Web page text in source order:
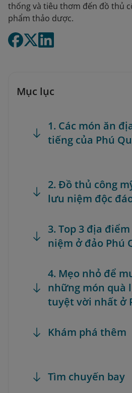
thống và tiêu thơm đến đồ thủ
phẩm thảo dược.
Mục lục
1. Các món ăn
tiếng của Phú
2. Đồ thủ công
lưu niệm độc
3. Top 3 địa
niệm ở đảo Phú
4. Mẹo nhỏ để
những món quà
tuyệt vời nhất ở
Khám phá thêm
Tìm chuyến bay